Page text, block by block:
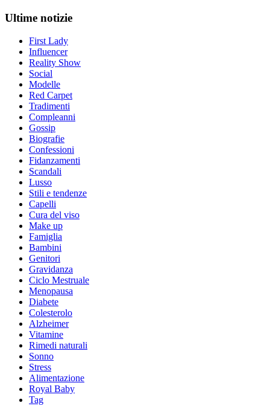
Ultime notizie
First Lady
Influencer
Reality Show
Social
Modelle
Red Carpet
Tradimenti
Compleanni
Gossip
Biografie
Confessioni
Fidanzamenti
Scandali
Lusso
Stili e tendenze
Capelli
Cura del viso
Make up
Famiglia
Bambini
Genitori
Gravidanza
Ciclo Mestruale
Menopausa
Diabete
Colesterolo
Alzheimer
Vitamine
Rimedi naturali
Sonno
Stress
Alimentazione
Royal Baby
Tag